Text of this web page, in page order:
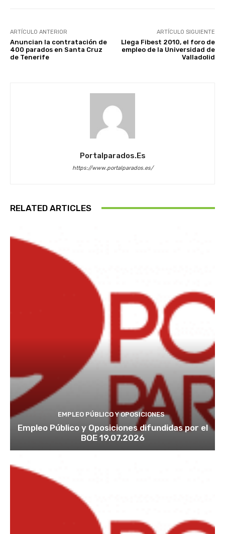
ARTÍCULO ANTERIOR
Anuncian la contratación de
400 parados en Santa Cruz
de Tenerife
ARTÍCULO SIGUIENTE
Llega Fibest 2010, el foro de
empleo de la Universidad de
Valladolid
Portalparados.es
https://www.portalparados.es/
RELATED ARTICLES
EMPLEO PÚBLICO Y OPOSICIONES
Empleo Público y Oposiciones difundidas por el
BOE 19.07.2026